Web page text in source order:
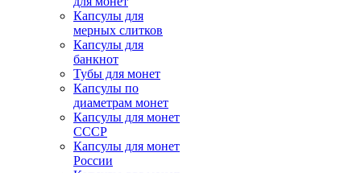
Капсулы для
мерных слитков
Капсулы для
банкнот
Тубы для монет
Капсулы по
диаметрам монет
Капсулы для монет
СССР
Капсулы для монет
России